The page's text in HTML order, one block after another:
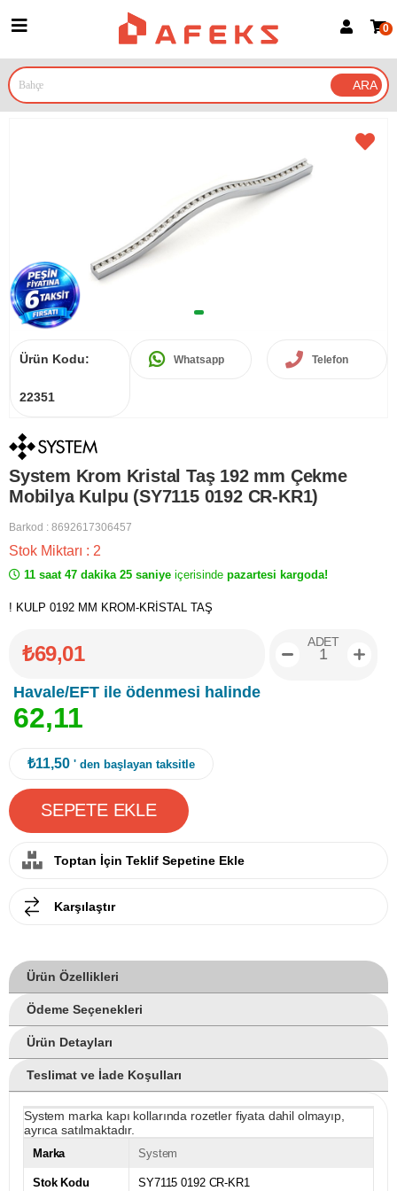
Google İle Bağlan
0
Ürün Kodu:
22351
Whatsapp Telefon
System Krom Kristal Taş 192 mm Çekme
Mobilya Kulpu (SY7115 0192 CR-KR1)
Barkod : 8692617306457
Stok Miktarı : 2
11 saat 47 dakika 25 saniye içerisinde pazartesi kargoda!
! KULP 0192 MM KROM-KRİSTAL TAŞ
₺69,01
Havale/EFT ile ödenmesi halinde
62,11
ADET
₺11,50 ' den başlayan taksitle
Toptan İçin Teklif Sepetine Ekle
Karşılaştır
Ürün Özellikleri
Ödeme Seçenekleri
Ürün Detayları
Teslimat ve İade Koşulları
System marka kapı kollarında rozetler fiyata dahil olmayıp,
ayrıca satılmaktadır.
Marka System
Stok Kodu SY7115 0192 CR-KR1